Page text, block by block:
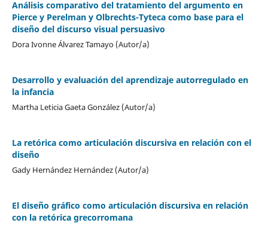
Análisis comparativo del tratamiento del argumento en
Pierce y Perelman y Olbrechts-Tyteca como base para el
diseño del discurso visual persuasivo
Dora Ivonne Álvarez Tamayo (Autor/a)
Desarrollo y evaluación del aprendizaje autorregulado en
la infancia
Martha Leticia Gaeta González (Autor/a)
La retórica como articulación discursiva en relación con el
diseño
Gady Hernández Hernández (Autor/a)
El diseño gráfico como articulación discursiva en relación
con la retórica grecorromana